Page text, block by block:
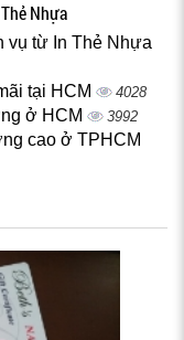
Nhựa
vụ từ In Thẻ Nhựa
tại HCM 4028
ở HCM 3992
cao ở TPHCM